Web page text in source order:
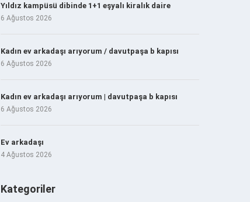
Yıldız kampüsü dibinde 1+1 eşyalı kiralık daire
6 Ağustos 2026
Kadın ev arkadaşı arıyorum / davutpaşa b kapısı
6 Ağustos 2026
Kadın ev arkadaşı arıyorum | davutpaşa b kapısı
6 Ağustos 2026
Ev arkadaşı
4 Ağustos 2026
Kategoriler